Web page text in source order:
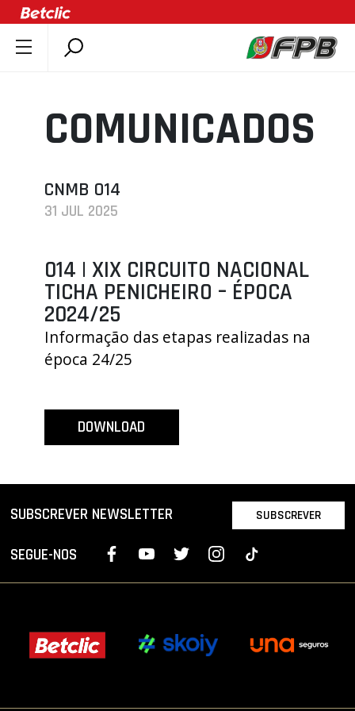
DOCUMENTOS
ÚLTIMAS
ASSOCIAÇÕES
CLUBES
AGENDA
SELEÇÕES
MINIBASQUETE
ÁREA TÉCNICA
PROJETOS
LIGA BETCLIC MASCULINA
LIGA BETCLIC FEMININA
COMUNICADOS
CNMB 014
31 JUL 2025
014 | XIX CIRCUITO NACIONAL
TICHA PENICHEIRO – ÉPOCA
2024/25
Informação das etapas realizadas na
época 24/25
DOWNLOAD
SUBSCREVER NEWSLETTER SUBSCREVER
SEGUE-NOS